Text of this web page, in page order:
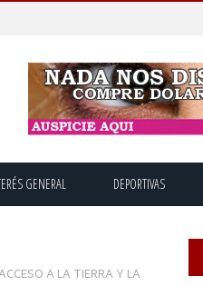
GENERAL DEPORTIVAS
A LA TIERRA Y LA